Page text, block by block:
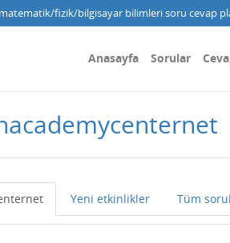
fizik/bilgisayar bilimleri soru cevap
Anasayfa Sorular
Yeni etkinlikler Tüm